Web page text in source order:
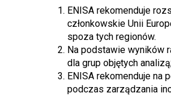
ENISA rekomenduje
członkowskie Unii
spoza tych regionów.
Na podstawie wyników
dla grup objętych
ENISA rekomenduje
podczas zarządzania